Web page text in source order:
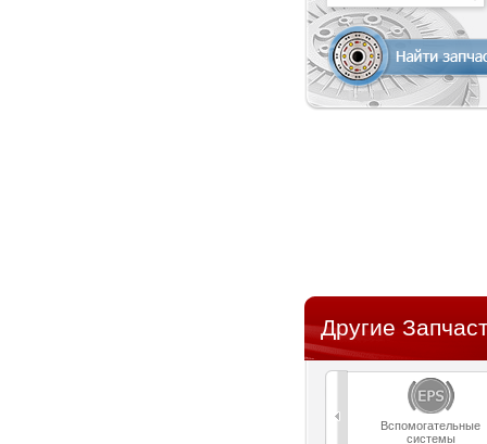
Другие
Вспомогательные
системы